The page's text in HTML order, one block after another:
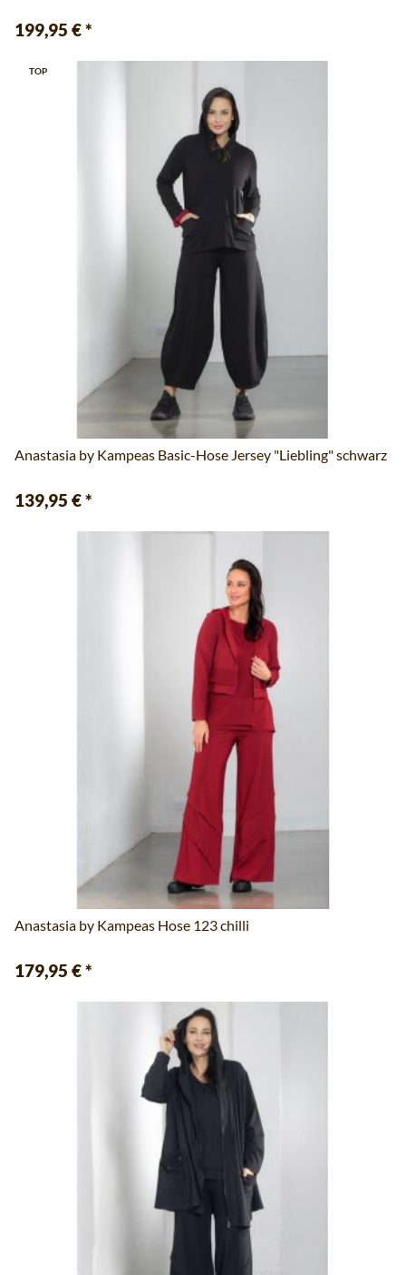
199,95 €*
TOP
Anastasia by Kampeas Basic-Hose Jersey "Liebling" schwarz
139,95 €*
Anastasia by Kampeas Hose 123 chilli
179,95 €*